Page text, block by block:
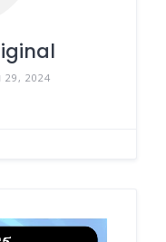
29, 2024